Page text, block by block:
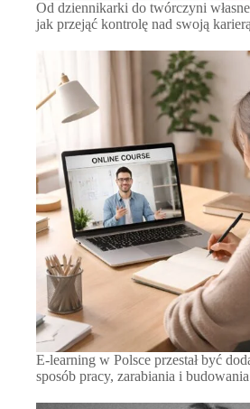
Od dziennikarki do twórczyni
jak przejąć kontrolę nad swoją
E-learning w Polsce przestał być
sposób pracy, zarabiania i